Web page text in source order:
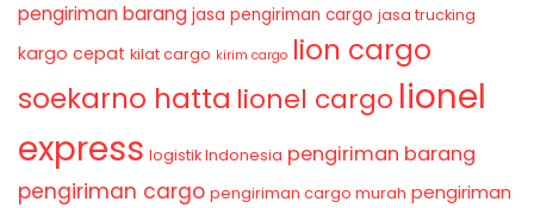
pengiriman barang jasa pengiriman cargo jasa trucking
kargo cepat kilat cargo kirim cargo lion cargo
soekarno hatta lionel cargo lionel
express logistik Indonesia pengiriman barang
pengiriman cargo pengiriman cargo murah pengiriman